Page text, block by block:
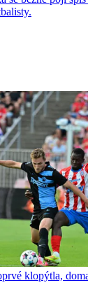
klopýtla,